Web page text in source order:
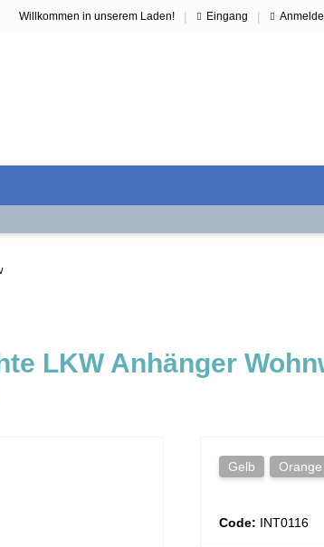
Willkommen in unserem Laden! | Eingang |
LKW Anhänger
Gelb Orange
Code: INT0116